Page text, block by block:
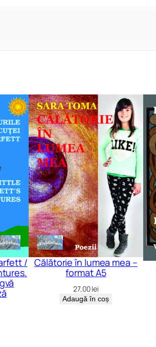
/ Călătorie în lumea mea –
format A5
27,00lei
Adaugă în coș